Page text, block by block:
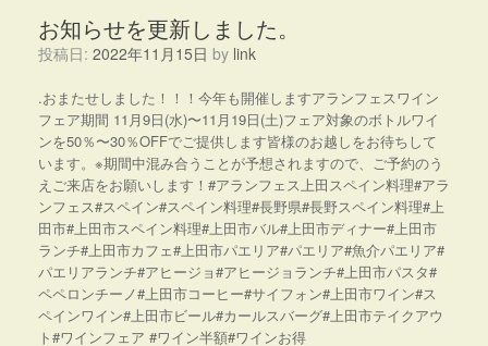
お知らせを更新しました。
投稿日: 2022年11月15日 by link
.おまたせしました！！！今年も開催しますアランフェスワイン
フェア期間 11月9日(水)〜11月19日(土)フェア対象のボトルワイ
ンを50％〜30％OFFでご提供します皆様のお越しをお待ちして
います。※期間中混み合うことが予想されますので、ご予約のう
えご来店をお願いします！#アランフェス上田スペイン料理#アラ
ンフェス#スペイン#スペイン料理#長野県#長野スペイン料理#上
田市#上田市スペイン料理#上田市バル#上田市ディナー#上田市
ランチ#上田市カフェ#上田市パエリア#パエリア#魚介パエリア#
パエリアランチ#アヒージョ#アヒージョランチ#上田市パスタ#
ペペロンチーノ#上田市コーヒー#サイフォン#上田市ワイン#ス
ペインワイン#上田市ビール#カールスバーグ#上田市テイクアウ
ト#ワインフェア #ワイン半額#ワインお得